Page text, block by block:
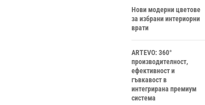
Нови модерни цветове
за избрани интериорни
врати
ARTEVO: 360°
производителност,
ефективност и
гъвкавост в
интегрирана премиум
система